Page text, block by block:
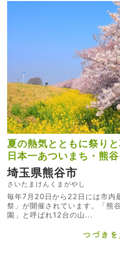
夏の熱気とともに祭り
日本一あついまち・熊谷
埼玉県熊谷市
さいたまけんくまがやし
毎年7月20日から22日には市内
祭」が開催されています。「熊
園」と呼ばれ12台の山...
つづきを